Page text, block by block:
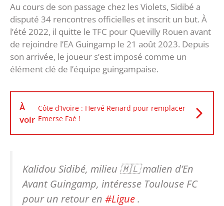
Au cours de son passage chez les Violets, Sidibé a
disputé 34 rencontres officielles et inscrit un but. À
l’été 2022, il quitte le TFC pour Quevilly Rouen avant
de rejoindre l’EA Guingamp le 21 août 2023. Depuis
son arrivée, le joueur s’est imposé comme un
élément clé de l’équipe guingampaise.
À
voir
Côte d’Ivoire : Hervé Renard pour remplacer
Emerse Faé !
Kalidou Sidibé, milieu 🇲🇱 malien d’En
Avant Guingamp, intéresse Toulouse FC
pour un retour en #Ligue.